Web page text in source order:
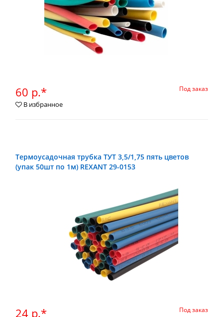
60 р.* Под заказ
В избранное
Термоусадочная трубка ТУТ 3,5/1,75 пять цветов
(упак 50шт по 1м) REXANT 29-0153
24 р.* Под заказ